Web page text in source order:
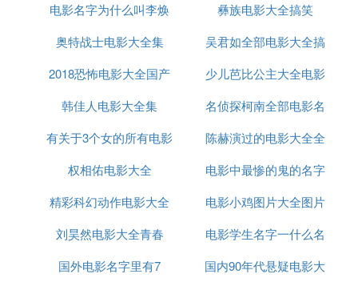
在这些插曲中，，有一些成为了歌曲中国电影以其史
上独特的最著名的风格和插曲情感之一成为了。经典
而中的《经典义勇。军人为比如进行《曲夜》上海
则》以其这首激昂歌曲的，旋律以其和强烈的优美的
海夜市的繁华和人们的情感纠葛国家和民族的解放而
奋斗。
此外，这些插曲中还有一些歌曲具有深刻的历史背景
和社会意义。比如《渔光曲》这首歌曲，反映了当时
渔民生活的苦难和挣扎，呼吁社会关注底层人民的生
活。而《毕业歌》则以其激励人心的歌词和旋律，鼓
全集
电影名字为什么叫李焕
英
彝族电影大全搞笑
奥特战士电影大全集
吴君如全部电影大全搞
笑
2018恐怖电影大全国产
少儿芭比公主大全电影
韩佳人电影大全集
名侦探柯南全部电影名
字2020
有关于3个女的所有电影
名字大全
陈赫演过的电影大全全
部
权相佑电影大全
电影中最惨的鬼的名字
精彩科幻动作电影大全
电影小鸡图片大全图片
大全图片大全图片大全
刘昊然电影大全青春
电影学生名字一什么名
字
国外电影名字里有7
国内90年代悬疑电影大